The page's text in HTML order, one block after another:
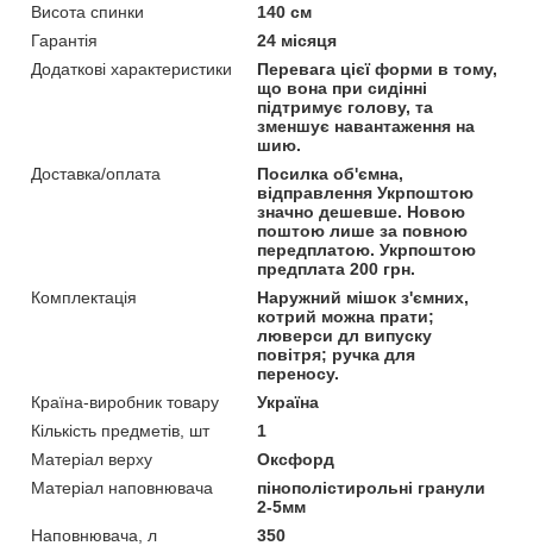
Висота спинки
140 см
Гарантія
24 місяця
Додаткові характеристики
Перевага цієї форми в тому,
що вона при сидінні
підтримує голову, та
зменшує навантаження на
шию.
Доставка/оплата
Посилка об'ємна,
відправлення Укрпоштою
значно дешевше. Новою
поштою лише за повною
передплатою. Укрпоштою
предплата 200 грн.
Комплектація
Наружний мішок з'ємних,
котрий можна прати;
люверси дл випуску
повітря; ручка для
переносу.
Країна-виробник товару
Україна
Кількість предметів, шт
1
Матеріал верху
Оксфорд
Матеріал наповнювача
пінополістирольні гранули
2-5мм
Наповнювача, л
350